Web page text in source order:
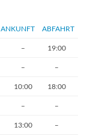
ANKUNFT ABFAHRT
– 19:00
– –
10:00 18:00
– –
13:00 –